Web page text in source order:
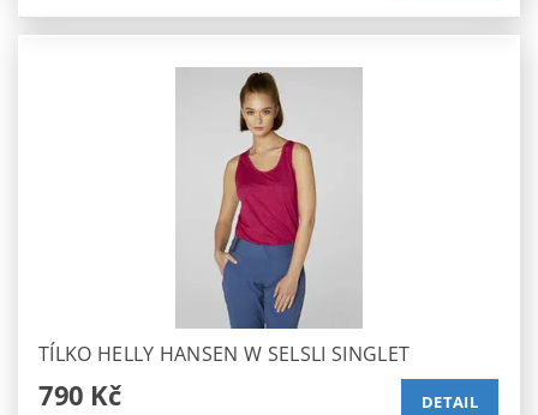
TÍLKO HELLY HANSEN W SELSLI SINGLET
790 Kč DETAIL